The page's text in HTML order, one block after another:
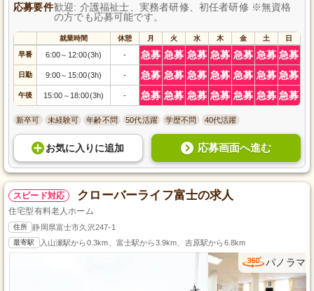
応募要件歓迎: 介護福祉士、実務者研修、初任者研修 ※無資格
の方でも応募可能です。
就業時間 休憩 月 火 水 木 金 土 日
早番 6:00～ 12:00(3h) - 急募 急募 急募 急募 急募 急募 急募
日勤 9:00～ 15:00(3h) - 急募 急募 急募 急募 急募 急募 急募
午後 15:00 ～ 18:00(3h) - 急募 急募 急募 急募 急募 急募 急募
新卒可 未経験可 年齢不問 50代活躍 学歴不問 40代活躍
お気に入り に追加 応募画面へ進む
スピード対応 クローバーライフ富士の求人
住宅型有料老人ホーム
住所 静岡県富士市久沢247-1
最寄駅 入山瀬駅から0.3km、富士駅から3.9km、吉原駅から6.8km
パノラマ